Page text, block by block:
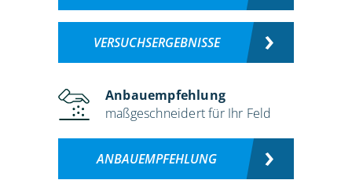
VERSUCHSERGEBNISSE
Anbauempfehlung
maßgeschneidert für Ihr Feld
ANBAUEMPFEHLUNG